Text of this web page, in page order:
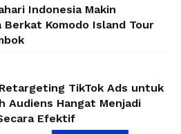
Indonesia Makin
Berkat Komodo Island Tour
TikTok Ads untuk
Audiens Hangat Menjadi
Efektif